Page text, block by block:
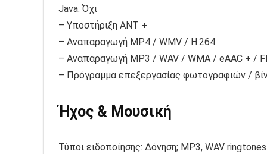
Java: Όχι
– Υποστήριξη ANT +
– Αναπαραγωγή MP4 / WMV / H.264
– Αναπαραγωγή MP3 / WAV / WMA / eAAC + /
– Πρόγραμμα επεξεργασίας φωτογραφιών /
Ήχος & Μουσική
Τύποι ειδοποίησης: Δόνηση; MP3, WAV ringtones